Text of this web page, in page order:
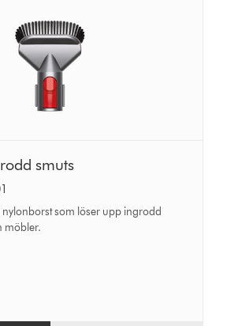
smuts
nylonborst som löser upp ingrodd
möbler.